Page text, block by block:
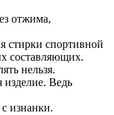
отжима,
стирки спортивной
составляющих.
нельзя.
Ведь
изнанки.